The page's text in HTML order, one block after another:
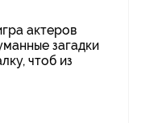
актеров
загадки
чтоб из